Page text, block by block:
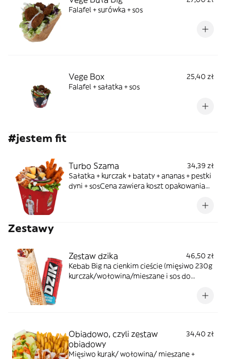
Falafel + surówka + sos
Vege Box
25,40 zł
Falafel + sałatka + sos
#jestem fit
Turbo Szama
34,39 zł
Sałatka + kurczak + bataty + ananas + pestki
dyni + sosCena zawiera koszt opakowania
sztuczne 0,31 zł (Dyrektywa SUP wydana
Zestawy
Zestaw dzika
46,50 zł
Kebab Big na cienkim cieście (mięsiwo 230g
kurczak/wołowina/mieszane i sos do
Obiadowo, czyli zestaw
obiadowy
34,40 zł
Mięsiwo kurak/ wołowina/ mieszane +